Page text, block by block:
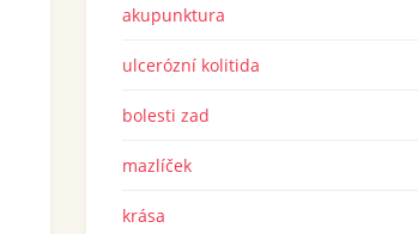
akupunktura
ulcerózní kolitida
bolesti zad
mazlíček
krása